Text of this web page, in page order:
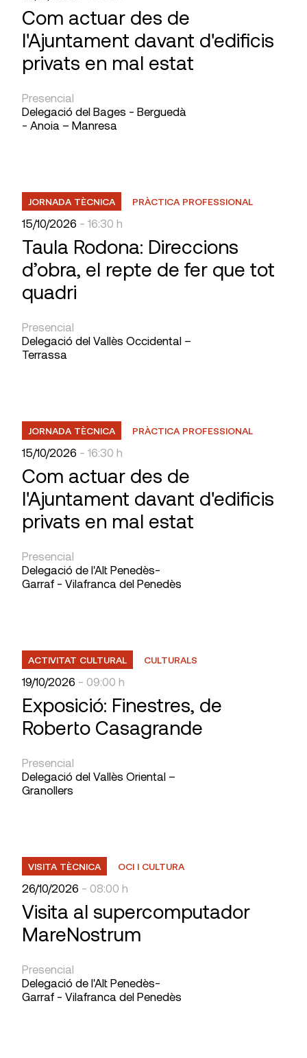
Com actuar des de
l'Ajuntament davant d'edificis
privats en mal estat
Presencial
Delegació del Bages - Berguedà
- Anoia – Manresa
JORNADA TÈCNICA PRÀCTICA PROFESSIONAL
15/10/2026 - 16:30 h
Taula Rodona: Direccions
d’obra, el repte de fer que tot
quadri
Presencial
Delegació del Vallès Occidental –
Terrassa
JORNADA TÈCNICA PRÀCTICA PROFESSIONAL
15/10/2026 - 16:30 h
Com actuar des de
l'Ajuntament davant d'edificis
privats en mal estat
Presencial
Delegació de l'Alt Penedès-
Garraf - Vilafranca del Penedès
ACTIVITAT CULTURAL CULTURALS
19/10/2026 - 09:00 h
Exposició: Finestres, de
Roberto Casagrande
Presencial
Delegació del Vallès Oriental –
Granollers
VISITA TÈCNICA OCI I CULTURA
26/10/2026 - 08:00 h
Visita al supercomputador
MareNostrum
Presencial
Delegació de l'Alt Penedès-
Garraf - Vilafranca del Penedès